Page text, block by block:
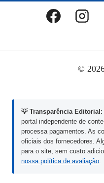
©
💡 Transparência Editorial:
portal independente de
processa pagamentos. As
oficiais dos fornecedores.
para o site, sem custo
nossa política de avaliação.